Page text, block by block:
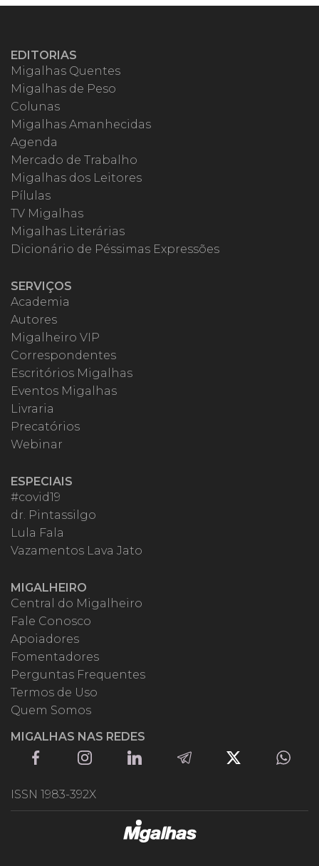
EDITORIAS
Migalhas Quentes
Migalhas de Peso
Colunas
Migalhas Amanhecidas
Agenda
Mercado de Trabalho
Migalhas dos Leitores
Pílulas
TV Migalhas
Migalhas Literárias
Dicionário de Péssimas Expressões
SERVIÇOS
Academia
Autores
Migalheiro VIP
Correspondentes
Escritórios Migalhas
Eventos Migalhas
Livraria
Precatórios
Webinar
ESPECIAIS
#covid19
dr. Pintassilgo
Lula Fala
Vazamentos Lava Jato
MIGALHEIRO
Central do Migalheiro
Fale Conosco
Apoiadores
Fomentadores
Perguntas Frequentes
Termos de Uso
Quem Somos
MIGALHAS NAS REDES
ISSN 1983-392X